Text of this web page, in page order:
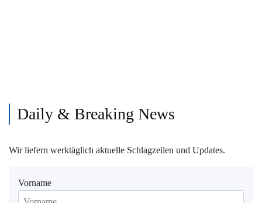
Daily & Breaking News
Wir liefern werktäglich aktuelle Schlagzeilen und Updates.
Vorname